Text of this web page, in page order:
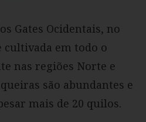
Gates Ocidentais, no
cultivada em todo o
nas regiões Norte e
são abundantes e
mais de 20 quilos.